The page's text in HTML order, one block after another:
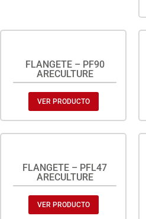
FLANGETE – PF90
ARECULTURE
VER PRODUCTO
FLANGETE – PFL47
ARECULTURE
VER PRODUCTO